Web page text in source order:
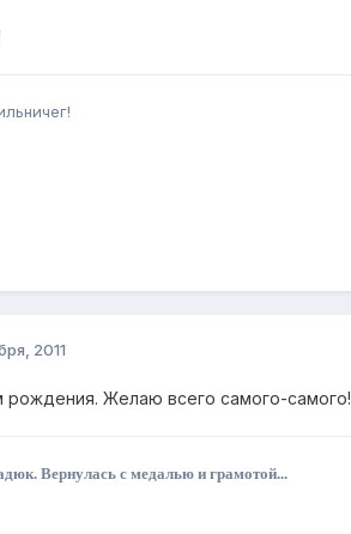
2011
Желаю всего самого-самого!
Вернулась с медалью и грамотой...